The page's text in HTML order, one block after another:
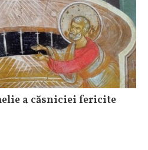
a căsniciei fericite